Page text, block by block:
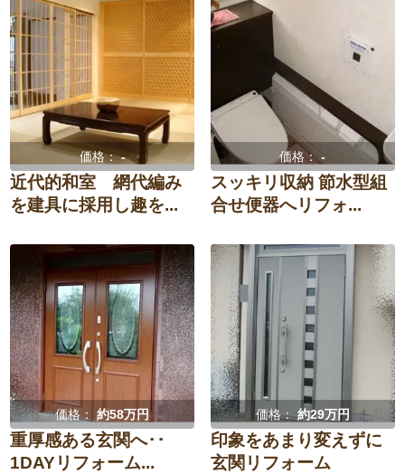
価格：-
近代的和室 網代編み
を建具に採用し趣を...
価格：-
スッキリ収納 節水型組
合せ便器へリフォ...
価格：約58万円
重厚感ある玄関へ･･
1DAYリフォーム...
価格：約29万円
印象をあまり変えずに
玄関リフォーム